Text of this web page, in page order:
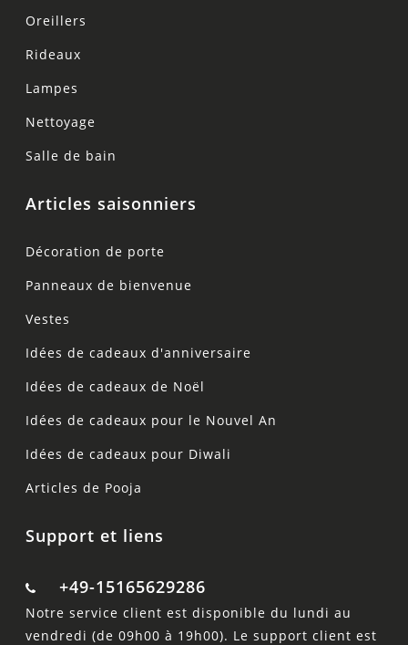
Oreillers
Rideaux
Lampes
Nettoyage
Salle de bain
Articles saisonniers
Décoration de porte
Panneaux de bienvenue
Vestes
Idées de cadeaux d'anniversaire
Idées de cadeaux de Noël
Idées de cadeaux pour le Nouvel An
Idées de cadeaux pour Diwali
Articles de Pooja
Support et liens
+49-15165629286
Notre service client est disponible du lundi au
vendredi (de 09h00 à 19h00). Le support client est